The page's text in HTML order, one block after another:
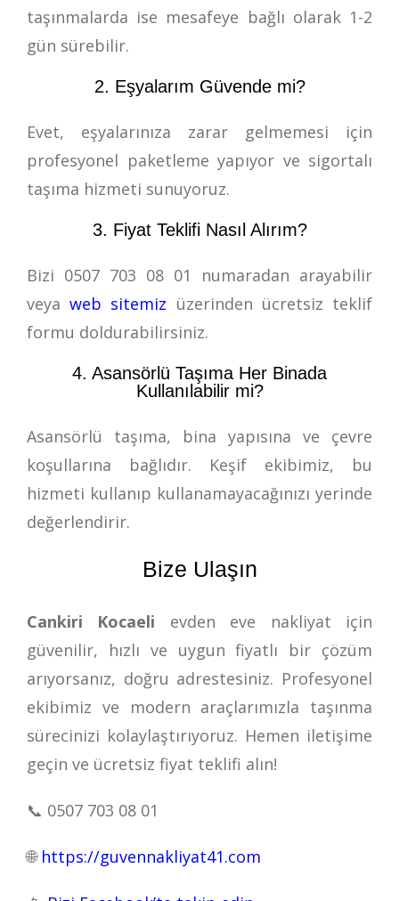
taşınmalarda ise mesafeye bağlı olarak 1-2
gün sürebilir.
2. Eşyalarım Güvende mi?
Evet, eşyalarınıza zarar gelmemesi için
profesyonel paketleme yapıyor ve sigortalı
taşıma hizmeti sunuyoruz.
3. Fiyat Teklifi Nasıl Alırım?
Bizi 0507 703 08 01
numaradan arayabilir
veyaweb sitemiz üzerinden ücretsiz teklif
formu doldurabilirsiniz.
4. Asansörlü Taşıma Her Binada
Kullanılabilir mi?
Asansörlü taşıma, bina yapısına ve çevre
koşullarına bağlıdır. Keşif ekibimiz, bu
hizmeti kullanıp kullanamayacağınızı yerinde
değerlendirir.
Bize Ulaşın
Cankiri Kocaeli evden eve nakliyat için
güvenilir, hızlı ve uygun fiyatlı bir çözüm
arıyorsanız, doğru adrestesiniz. Profesyonel
ekibimiz ve modern araçlarımızla taşınma
sürecinizi kolaylaştırıyoruz. Hemen iletişime
geçin ve ücretsiz fiyat teklifi alın!
📞 0507 703 08 01
🌐 https://guvennakliyat41.com